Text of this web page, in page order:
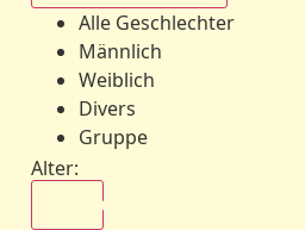
Alle Geschlechter
Männlich
Weiblich
Divers
Gruppe
Alter: